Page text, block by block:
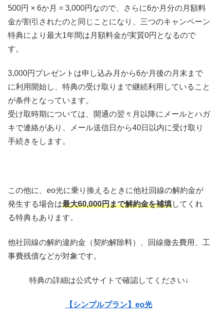
500円 × 6か月 = 3,000円なので、さらに6か月分の月額料
金が割引されたのと同じことになり、三つのキャンペーン
特典により最大1年間は月額料金が実質0円となるので
す。
3,000円プレゼントは申し込み月から6か月後の月末まで
に利用開始し、特典の受け取りまで継続利用していること
が条件となっています。
受け取時期については、開通の翌々月以降にメールとハガ
キで連絡があり、メール送信日から40日以内に受け取り
手続きをします。
この他に、eo光に乗り換えるときに他社回線の解約金が
発生する場合は最大60,000円まで解約金を補填してくれ
る特典もあります。
他社回線の解約違約金（契約解除料）、回線撤去費用、工
事費残債などが対象です。
特典の詳細は公式サイトで確認してください↓
【シンプルプラン】eo光